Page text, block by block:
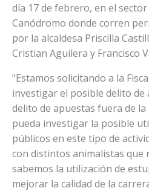
día 17 de febrero, en el
Canódromo donde corren
por la alcaldesa Priscilla
Cristian Aguilera y Francisco
"Estamos solicitando a la
investigar el posible delito de
delito de apuestas fuera de la
pueda investigar la posible
públicos en este tipo de
con distintos animalistas que
sabemos la utilización de
mejorar la calidad de la